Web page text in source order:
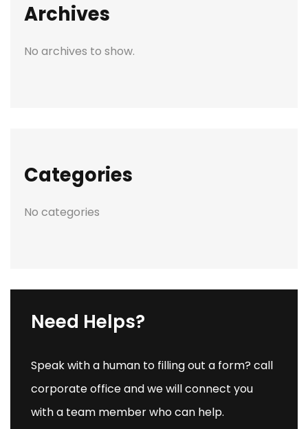
Archives
No archives to show.
Categories
No categories
Need Helps?
Speak with a human to filling out a form? call
corporate office and we will connect you
with a team member who can help.